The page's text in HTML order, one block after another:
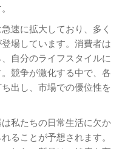
速に拡大しており、多く
場しています。消費者は
自分のライフスタイルに
競争が激化する中で、各
出し、市場での優位性を
私たちの日常生活に欠か
ることが予想されます。